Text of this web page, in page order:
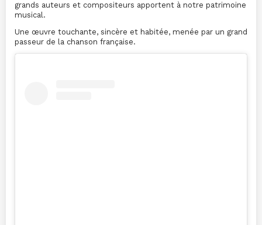
grands auteurs et compositeurs apportent à notre patrimoine
musical.
Une œuvre touchante, sincère et habitée, menée par un grand
passeur de la chanson française.